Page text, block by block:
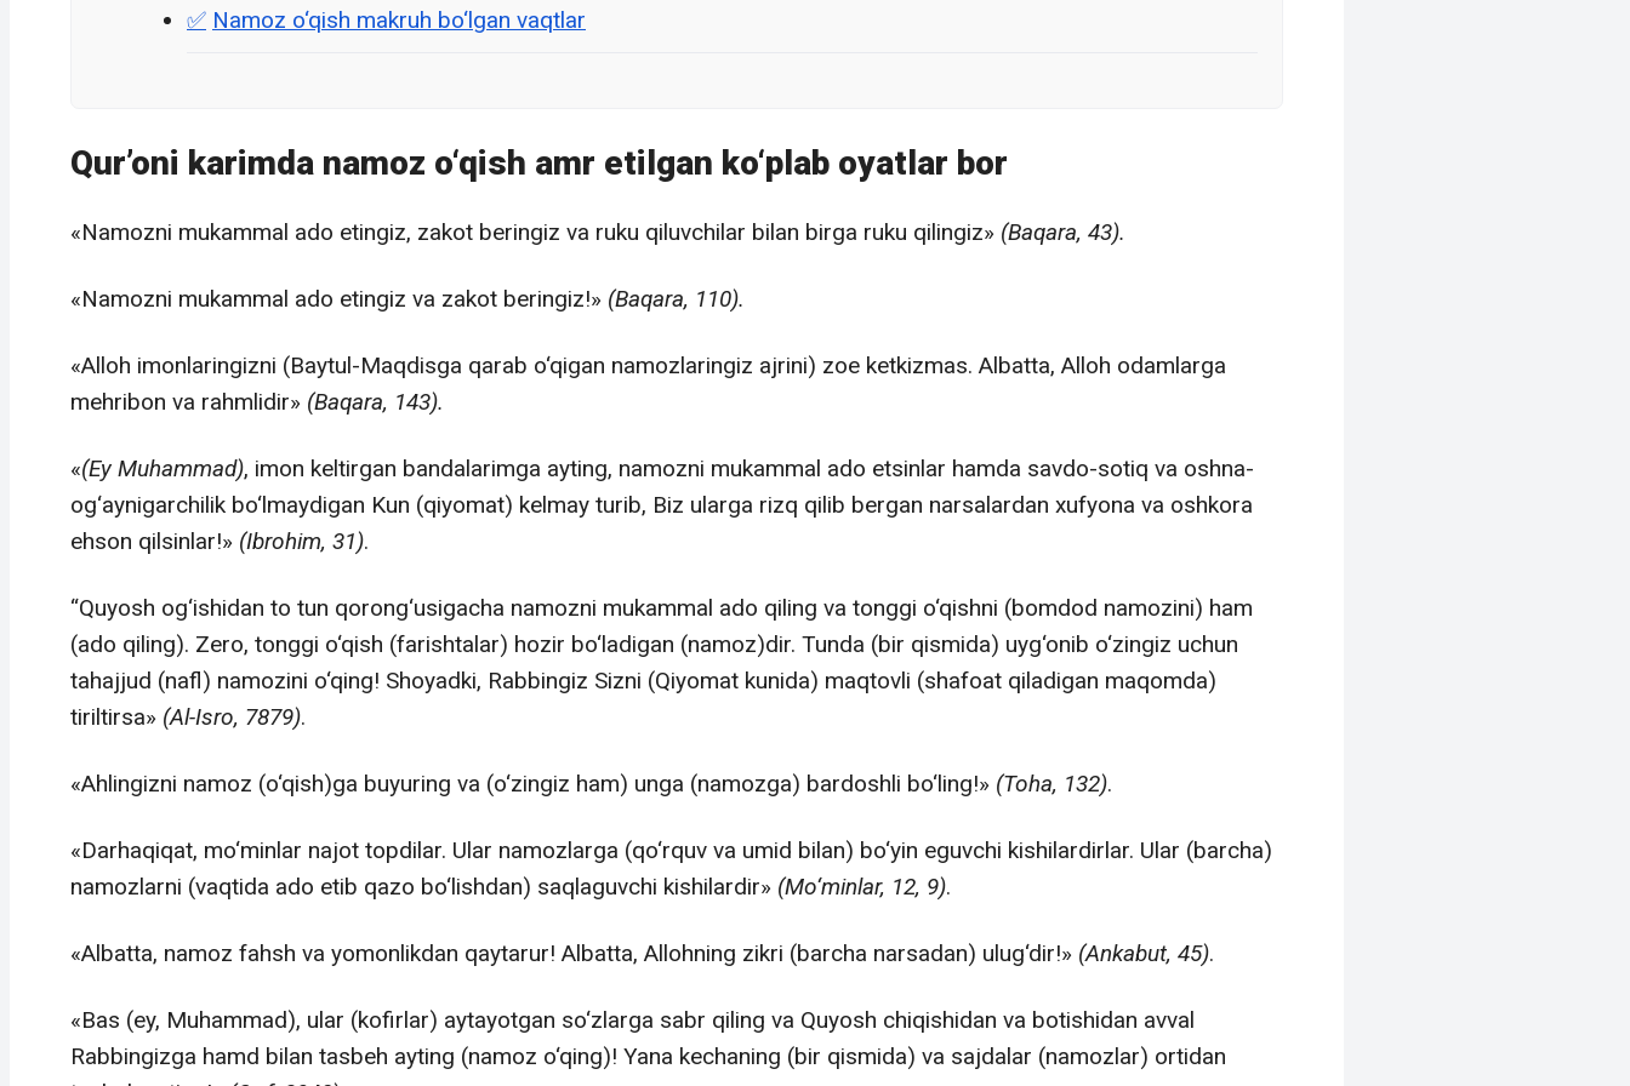
Namoz o‘qish makruh bo‘lgan vaqtlar
Qur’oni karimda namoz o‘qish amr etilgan ko‘plab oyatlar bor
«Namozni mukammal ado etingiz, zakot beringiz va ruku qiluvchilar bilan birga ruku qilingiz» (Baqara, 43).
«Namozni mukammal ado etingiz va zakot beringiz!» (Baqara, 110).
«Alloh imonlaringizni (Baytul-Maqdisga qarab o‘qigan namozlaringiz ajrini) zoe ketkizmas. Albatta, Alloh odamlarga
mehribon va rahmlidir» (Baqara, 143).
«(Ey Muhammad), imon keltirgan bandalarimga ayting, namozni mukammal ado etsinlar hamda savdo-sotiq va oshna-
og‘aynigarchilik bo‘lmaydigan Kun (qiyomat) kelmay turib, Biz ularga rizq qilib bergan narsalardan xufyona va oshkora
ehson qilsinlar!» (Ibrohim, 31).
“Quyosh og‘ishidan to tun qorong‘usigacha namozni mukammal ado qiling va tonggi o‘qishni (bomdod namozini) ham
(ado qiling). Zero, tonggi o‘qish (farishtalar) hozir bo‘ladigan (namoz)dir. Tunda (bir qismida) uyg‘onib o‘zingiz uchun
tahajjud (nafl) namozini o‘qing! Shoyadki, Rabbingiz Sizni (Qiyomat kunida) maqtovli (shafoat qiladigan maqomda)
tiriltirsa» (Al-Isro, 78­79).
«Ahlingizni namoz (o‘qish)ga buyuring va (o‘zingiz ham) unga (namozga) bardoshli bo‘ling!» (Toha, 132).
«Darhaqiqat, mo‘minlar najot topdilar. Ular namozlarga (qo‘rquv va umid bilan) bo‘yin eguvchi kishilardirlar. Ular (barcha)
namozlarni (vaqtida ado etib qazo bo‘lishdan) saqlaguvchi kishilardir» (Mo‘minlar, 1­2, 9).
«Albatta, namoz fahsh va yomonlikdan qaytarur! Albatta, Allohning zikri (barcha narsadan) ulug‘dir!» (Ankabut, 45).
«Bas (ey, Muhammad), ular (kofirlar) aytayotgan so‘zlarga sabr qiling va Quyosh chiqishidan va botishidan avval
Rabbingizga hamd bilan tasbeh ayting (namoz o‘qing)! Yana kechaning (bir qismida) va sajdalar (namozlar) ortidan